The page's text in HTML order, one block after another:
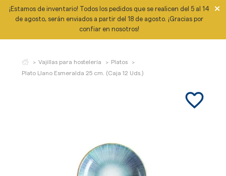
¡Estamos de inventario! Todos los pedidos que se realicen del 5 al 14
de agosto, serán enviados a partir del 18 de agosto. ¡Gracias por
confiar en nosotros!
×
Vajillas para hostelería
Platos
Plato Llano Esmeralda 25 cm. (Caja 12 Uds.)
favorite_border